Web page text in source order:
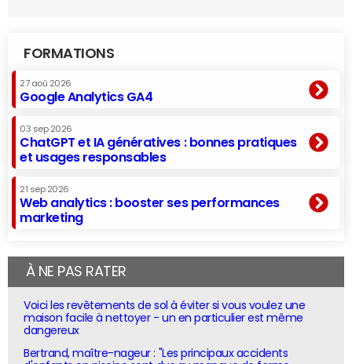
FORMATIONS
27 aoû 2026
Google Analytics GA4
03 sep 2026
ChatGPT et IA génératives : bonnes pratiques
et usages responsables
21 sep 2026
Web analytics : booster ses performances
marketing
À NE PAS RATER
Voici les revêtements de sol à éviter si vous voulez une
maison facile à nettoyer - un en particulier est même
dangereux
Bertrand, maître-nageur : "Les principaux accidents